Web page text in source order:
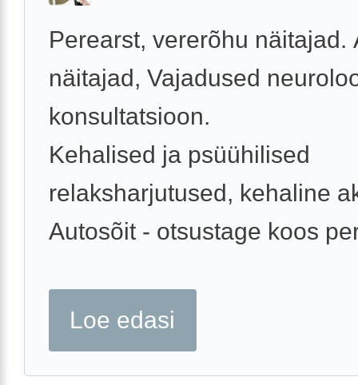
Perearst, vererõhu näitajad.
näitajad, Vajadused
konsultatsioon.
Kehalised ja psüühilised
relaksharjutused, kehaline
Autosõit - otsustage koos
Loe edasi